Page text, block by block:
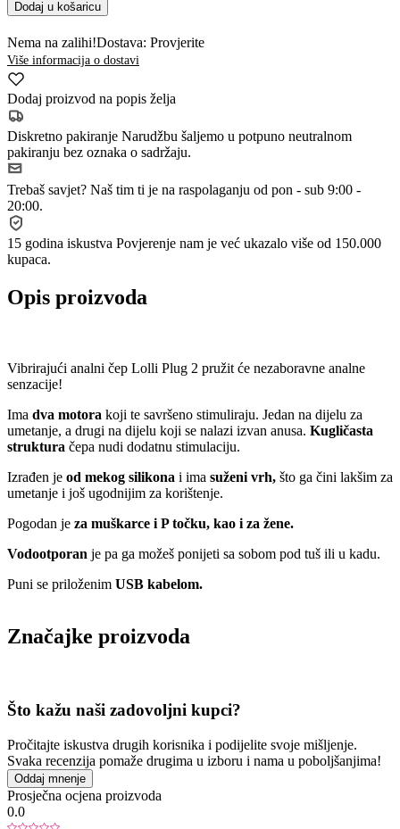
Dodaj u košaricu
Nema na zalihi!Dostava: Provjerite
Više informacija o dostavi
Dodaj proizvod na popis želja
Diskretno pakiranje Narudžbu šaljemo u potpuno neutralnom
pakiranju bez oznaka o sadržaju.
Trebaš savjet? Naš tim ti je na raspolaganju od pon - sub 9:00 -
20:00.
15 godina iskustva Povjerenje nam je već ukazalo više od 150.000
kupaca.
Opis proizvoda
Vibrirajući analni čep Lolli Plug 2 pružit će nezaboravne analne
senzacije!
Ima dva motora koji te savršeno stimuliraju. Jedan na dijelu za
umetanje, a drugi na dijelu koji se nalazi izvan anusa. Kugličasta
struktura čepa nudi dodatnu stimulaciju.
Izrađen je od mekog silikona i ima suženi vrh, što ga čini lakšim za
umetanje i još ugodnijim za korištenje.
Pogodan je za muškarce i P točku, kao i za žene.
Vodootporan je pa ga možeš ponijeti sa sobom pod tuš ili u kadu.
Puni se priloženim USB kabelom.
Značajke proizvoda
Što kažu naši zadovoljni kupci?
Pročitajte iskustva drugih korisnika i podijelite svoje mišljenje.
Svaka recenzija pomaže drugima u izboru i nama u poboljšanjima!
Oddaj mnenje
Prosječna ocjena proizvoda
0.0